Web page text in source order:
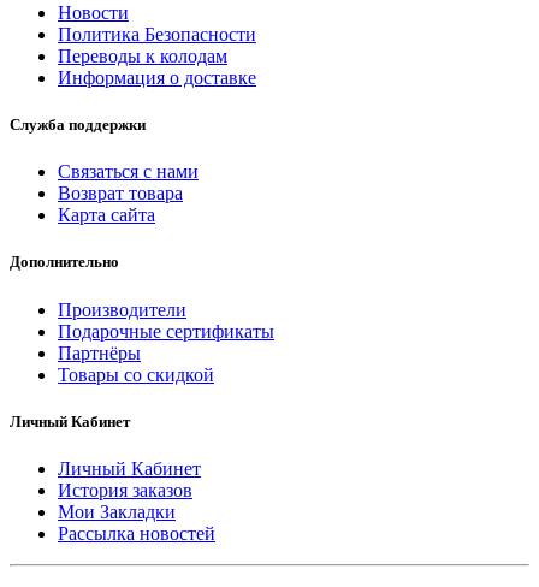
Новости
Политика Безопасности
Переводы к колодам
Информация о доставке
Служба поддержки
Связаться с нами
Возврат товара
Карта сайта
Дополнительно
Производители
Подарочные сертификаты
Партнёры
Товары со скидкой
Личный Кабинет
Личный Кабинет
История заказов
Мои Закладки
Рассылка новостей